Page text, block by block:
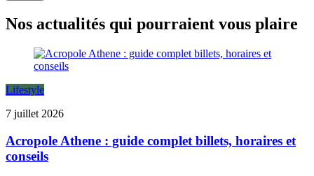
Nos actualités qui pourraient vous plaire
Lifestyle
7 juillet 2026
Acropole Athene : guide complet billets, horaires et
conseils